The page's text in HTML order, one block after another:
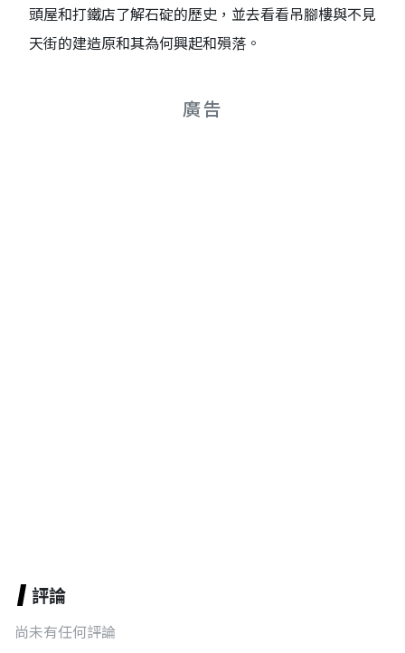
頭屋和打鐵店了解石碇的歷史，並去看看吊腳樓與不見
天街的建造原和其為何興起和殞落。
廣告
評論
尚未有任何評論